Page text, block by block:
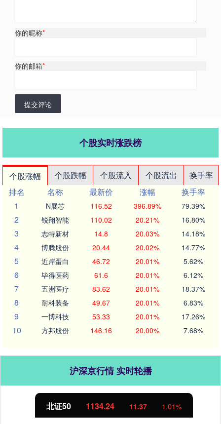
你的昵称*
你的邮箱*
提交评论
个股实时涨跌榜
个股涨幅 个股跌幅 个股流入 个股流出
换手率
排名
名称 最新价 涨幅
换手率
1
N展芯 116.52 396.89% 79.39%
2 锐翔智能 110.02 20.21% 16.80%
3 志特新材 14.8 20.03% 14.18%
4 博腾股份 20.44 20.02% 14.77%
5 近岸蛋白 46.72 20.01% 5.62%
6 毕得医药 61.6 20.01% 6.12%
7 五洲医疗 83.62 20.01% 18.37%
8 耐科装备 49.67 20.01% 6.83%
9 一博科技 53.33 20.01% 17.26%
10 方邦股份 146.16 20.00% 7.68%
沪深京行情 实时轮播
北证50 1134.24 11.37 1.01%